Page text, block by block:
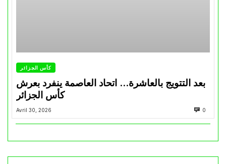
كأس الجزائر
بعد التتويج بالعاشرة… اتحاد العاصمة ينفرد بعرش
كأس الجزائر
Avril 30, 2026 0